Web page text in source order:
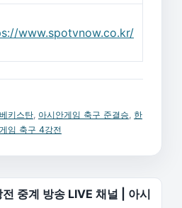
www.spotvnow.co.kr/
키스탄, 아시안게임 축구 준결승, 한
임 축구 4강전
중계 방송 LIVE 채널 | 아시